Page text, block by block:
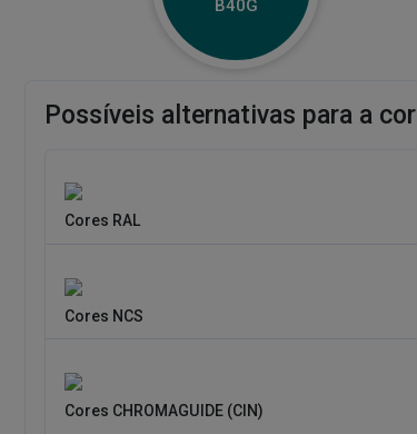
B40G
Possíveis alternativas para a cor
Cores RAL
Cores NCS
Cores CHROMAGUIDE (CIN)